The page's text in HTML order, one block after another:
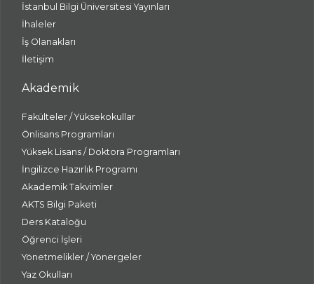
İstanbul Bilgi Üniversitesi Yayınları
İhaleler
İş Olanakları
İletişim
Akademik
Fakülteler / Yüksekokullar
Önlisans Programları
Yüksek Lisans / Doktora Programları
İngilizce Hazırlık Programı
Akademik Takvimler
AKTS Bilgi Paketi
Ders Kataloğu
Öğrenci İşleri
Yönetmelikler / Yönergeler
Yaz Okulları